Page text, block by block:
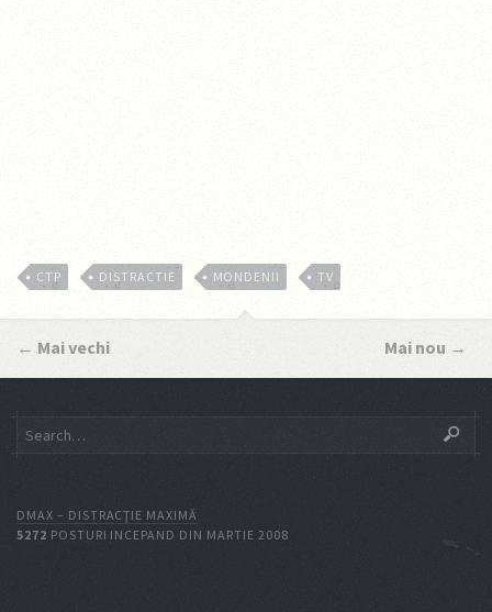
CTP DISTRACTIE MONDENII TV
← Mai vechi Mai nou →
DMAX – DISTRACŢIE MAXIMĂ
5272 POSTURI INCEPAND DIN MARTIE 2008